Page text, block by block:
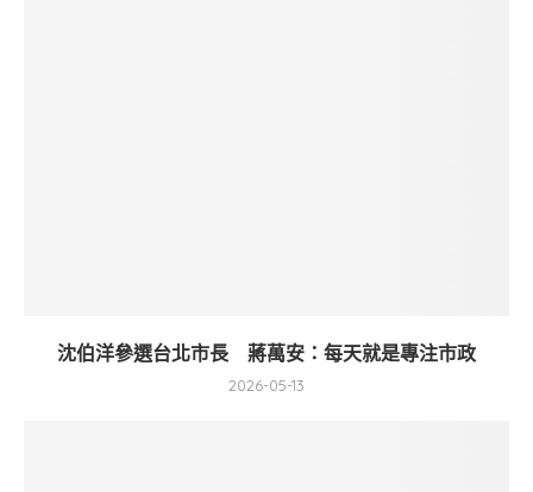
沈伯洋參選台北市長 蔣萬安：每天就是專注市政
2026-05-13